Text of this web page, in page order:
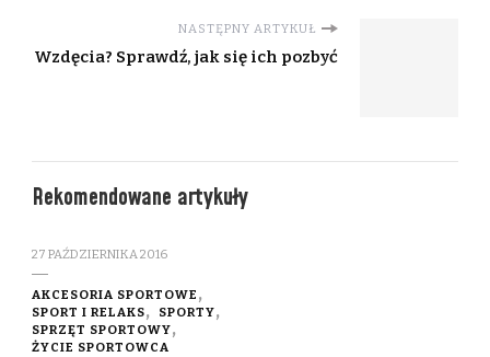
NASTĘPNY ARTYKUŁ
Wzdęcia? Sprawdź, jak się ich pozbyć
Rekomendowane artykuły
27 PAŹDZIERNIKA 2016
AKCESORIA SPORTOWE
SPORT I RELAKS
SPORTY
SPRZĘT SPORTOWY
ŻYCIE SPORTOWCA